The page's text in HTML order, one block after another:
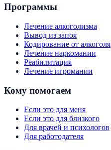
Программы
Лечение алкоголизма
Вывод из запоя
Кодирование от алкоголя
Лечение наркомании
Реабилитация
Лечение игромании
Кому помогаем
Если это для меня
Если это для близкого
Для врачей и психологов
Для работодателя